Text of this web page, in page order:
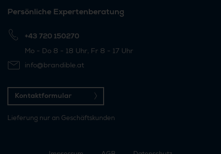
Persönliche Expertenberatung
+43 720 150270
Mo - Do 8 - 18 Uhr, Fr 8 - 17 Uhr
info@brandible.at
Kontaktformular
Lieferung nur an Geschäftskunden